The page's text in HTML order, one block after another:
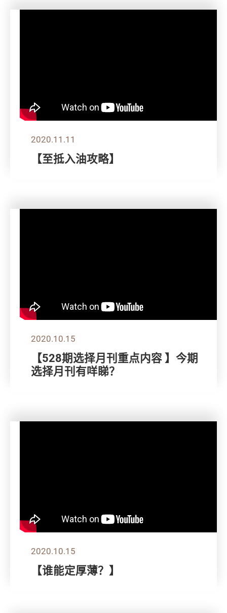
2020.11.11
【至抵入油攻略】
2020.10.15
【528期选择月刊重点内容 】今期
选择月刊有咩睇？
2020.10.15
【谁能定厚薄？】